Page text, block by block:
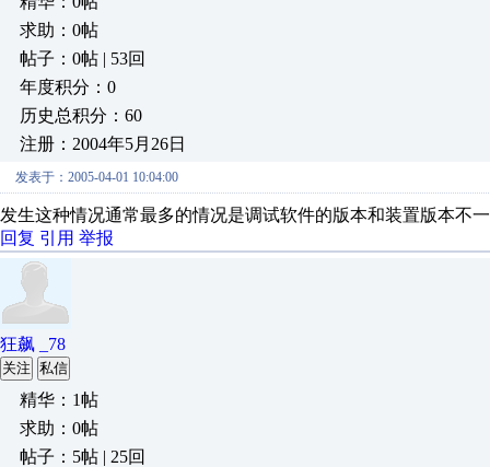
求助：0帖
帖子：0帖 | 53回
年度积分：0
历史总积分：60
注册：2004年5月26日
发表于：2005-04-01 10:04:00
发生这种情况通常最多的情况是调试软件的版本和装置版本不
回复 引用 举报
狂飙 _78
关注 私信
精华：1帖
求助：0帖
帖子：5帖 | 25回